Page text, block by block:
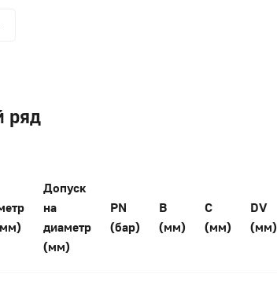
ряд
Допуск
на
диаметр
(мм)
PN
(бар)
B
(мм)
С
(мм)
DV
(мм)